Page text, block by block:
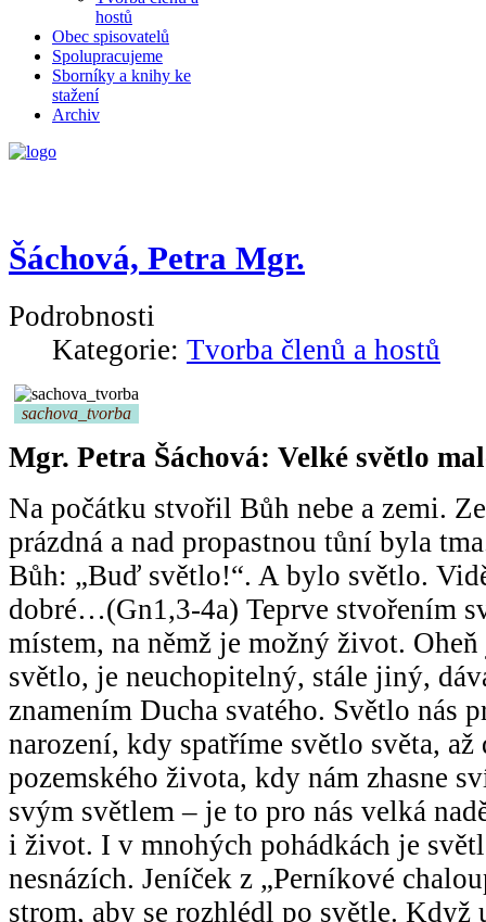
hostů
Obec spisovatelů
Spolupracujeme
Sborníky a knihy ke
stažení
Archiv
Šáchová, Petra Mgr.
Podrobnosti
Kategorie: Tvorba členů a hostů
sachova_tvorba
Mgr. Petra Šáchová: Velké světlo
Na počátku stvořil Bůh nebe a zemi.
prázdná a nad propastnou tůní byla
Bůh: „Buď světlo!“. A bylo světlo.
dobré…(Gn1,3-4a) Teprve stvořením
místem, na němž je možný život.
světlo, je neuchopitelný, stále jiný,
znamením Ducha svatého. Světlo nás
narození, kdy spatříme světlo světa, až
pozemského života, kdy nám zhasne
svým světlem – je to pro nás velká
i život. I v mnohých pohádkách je
nesnázích. Jeníček z „Perníkové
strom, aby se rozhlédl po světle. Když